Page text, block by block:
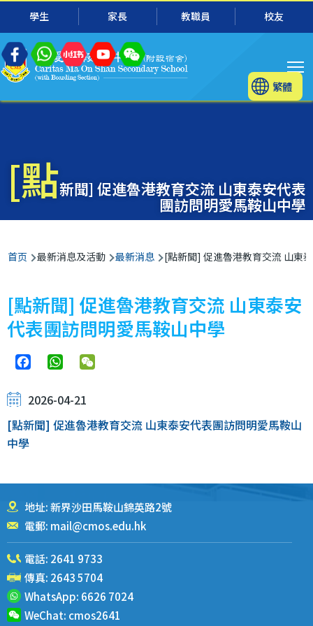
跳转到主要内容
學生 家長 教職員 校友
繁體
导
航
[點新聞] 促進魯港教育交流 山東泰安代表
團訪問明愛馬鞍山中學
面
包
屑
首页 最新消息及活動 最新消息 [點新聞] 促進魯港教育交流 山東
[點新聞] 促進魯港教育交流 山東泰安
代表團訪問明愛馬鞍山中學
FacebookWhatsApp
2026-04-21
[點新聞] 促進魯港教育交流 山東泰安代表團訪問明愛馬鞍山
中學
地址: 新界沙田馬鞍山錦英路2號
電郵: mail@cmos.edu.hk
電話: 2641 9733
傳真: 2643 5704
WhatsApp: 6626 7024
WeChat: cmos2641